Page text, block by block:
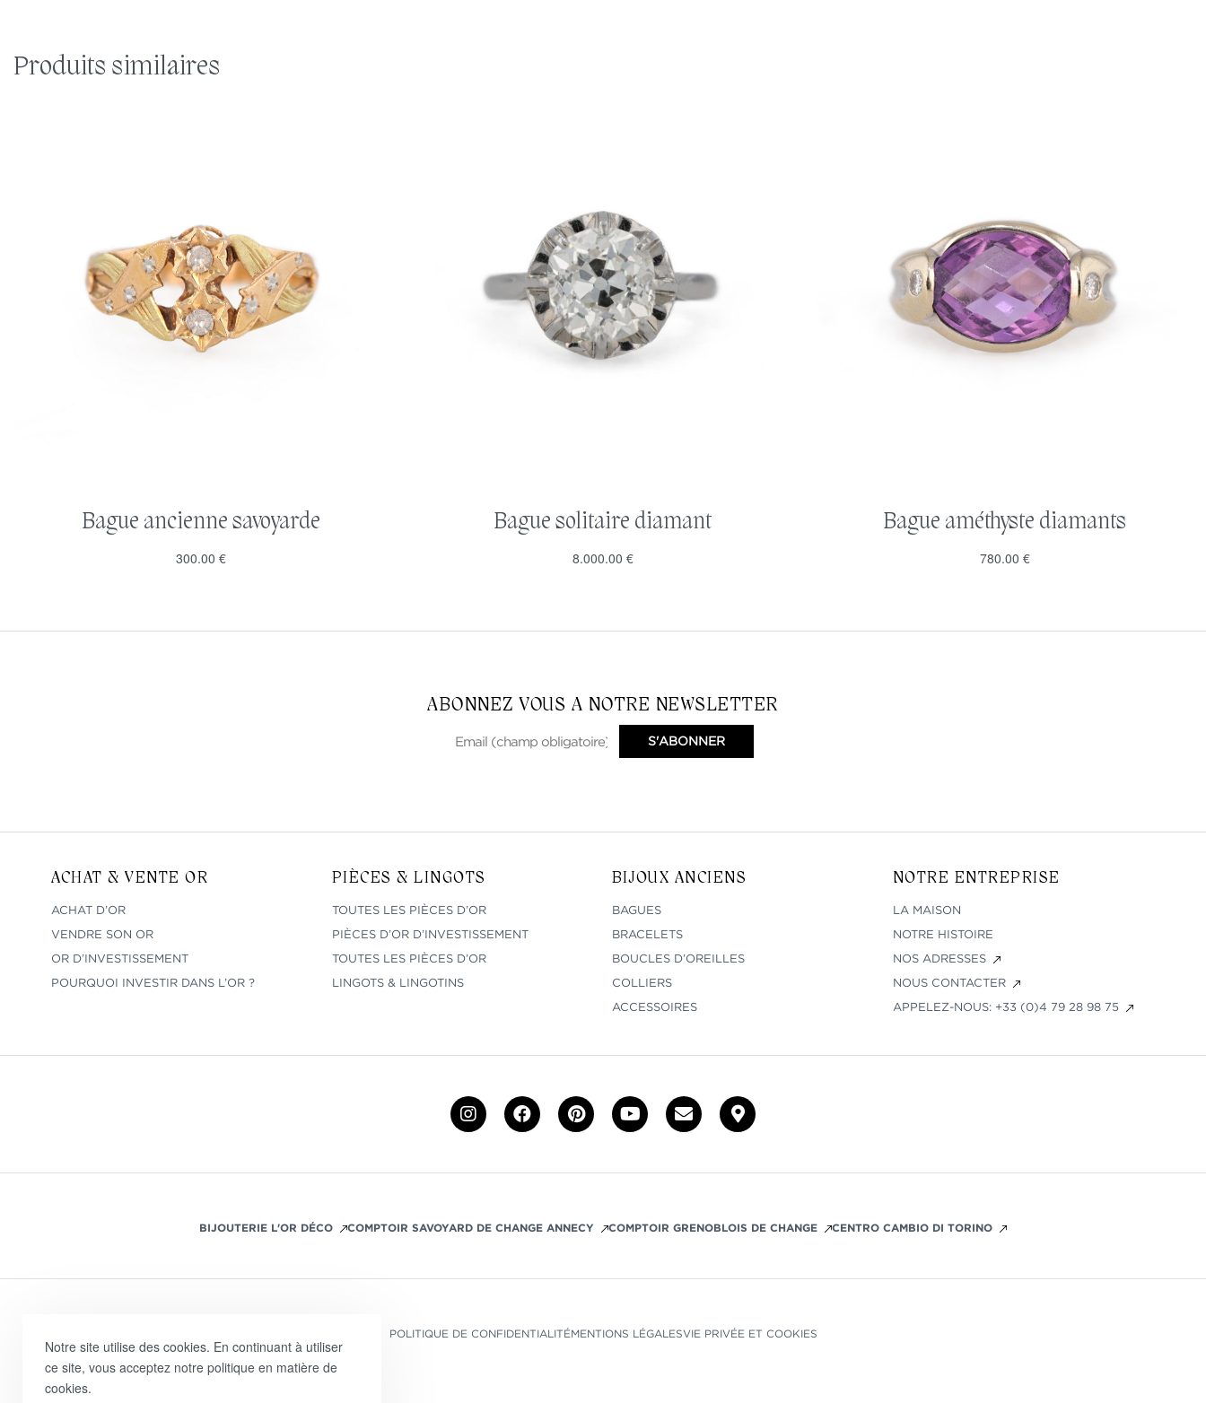
Produits similaires
Bague ancienne savoyarde
300.00 €
Bague solitaire diamant
8.000.00 €
Bague améthyste diamants
780.00 €
ABONNEZ VOUS A NOTRE NEWSLETTER
ACHAT & VENTE OR
ACHAT D’OR
VENDRE SON OR
OR D’INVESTISSEMENT
POURQUOI INVESTIR DANS L’OR ?
PIÈCES & LINGOTS
TOUTES LES PIÈCES D’OR
PIÈCES D’OR D’INVESTISSEMENT
TOUTES LES PIÈCES D’OR
LINGOTS & LINGOTINS
BIJOUX ANCIENS
BAGUES
BRACELETS
BOUCLES D’OREILLES
COLLIERS
ACCESSOIRES
NOTRE ENTREPRISE
LA MAISON
NOTRE HISTOIRE
NOS ADRESSES
NOUS CONTACTER
APPELEZ-NOUS: +33 (0)4 79 28 98 75
BIJOUTERIE L'OR DÉCO COMPTOIR SAVOYARD DE CHANGE ANNECY COMPTOIR GRENOBLOIS DE CHANGE CENTRO CAMBIO DI TORINO
POLITIQUE DE CONFIDENTIALITÉMENTIONS LÉGALESVIE PRIVÉE ET COOKIES
Notre site utilise des cookies. En continuant à utiliser
ce site, vous acceptez notre politique en matière de
cookies.